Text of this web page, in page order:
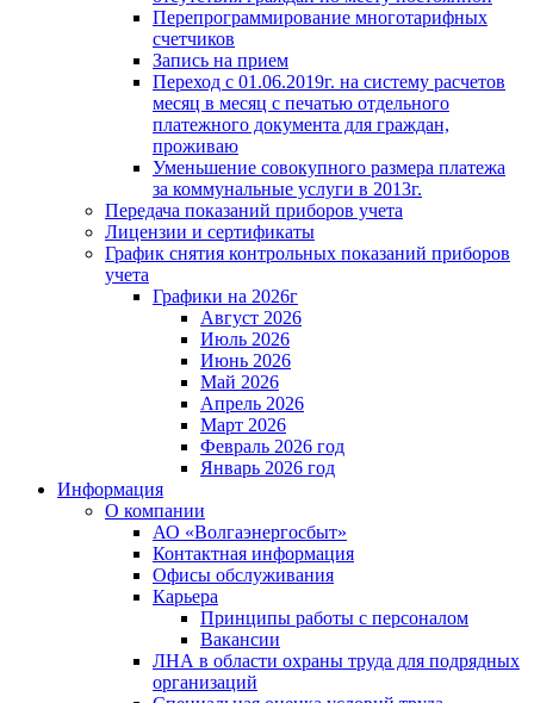
Перепрограммирование многотарифных
счетчиков
Запись на прием
Переход с 01.06.2019г. на систему расчетов
месяц в месяц с печатью отдельного
платежного документа для граждан,
проживаю
Уменьшение совокупного размера платежа
за коммунальные услуги в 2013г.
Передача показаний приборов учета
Лицензии и сертификаты
График снятия контрольных показаний приборов
учета
Графики на 2026г
Август 2026
Июль 2026
Июнь 2026
Май 2026
Апрель 2026
Март 2026
Февраль 2026 год
Январь 2026 год
Информация
О компании
АО «Волгаэнергосбыт»
Контактная информация
Офисы обслуживания
Карьера
Принципы работы с персоналом
Вакансии
ЛНА в области охраны труда для подрядных
организаций